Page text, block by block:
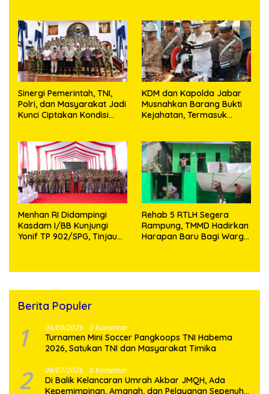
Sinergi Pemerintah, TNI,
Polri, dan Masyarakat Jadi
Kunci Ciptakan Kondisi
KDM dan Kapolda Jabar
Musnahkan Barang Bukti
Kejahatan, Termasuk
Menhan RI Didampingi
Kasdam I/BB Kunjungi
Yonif TP 902/SPG, Tinjau
Rehab 5 RTLH Segera
Rampung, TMMD Hadirkan
Harapan Baru Bagi Warga
Berita Populer
1 08/08/2026 0 Komentar
Turnamen Mini Soccer Pangkoops TNI Habema
2026, Satukan TNI dan Masyarakat Timika
2 09/07/2026 0 Komentar
Di Balik Kelancaran Umrah Akbar JMQH, Ada
Kepemimpinan, Amanah, dan Pelayanan Sepenuh